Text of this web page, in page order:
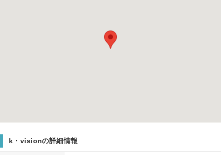
k・visionの詳細情報